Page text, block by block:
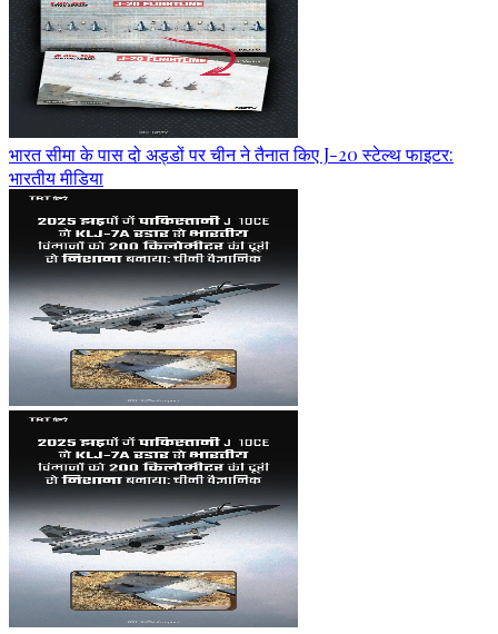
भारत सीमा के पास दो अड्डों पर चीन ने तैनात किए J-20 स्टेल्थ फाइटर:
भारतीय मीडिया